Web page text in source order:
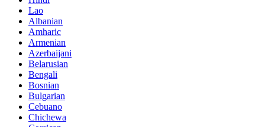
Lao
Albanian
Amharic
Armenian
Azerbaijani
Belarusian
Bengali
Bosnian
Bulgarian
Cebuano
Chichewa